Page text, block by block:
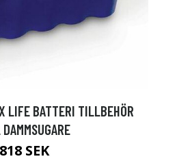
LIFE BATTERI TILLBEHÖR
818 SEK